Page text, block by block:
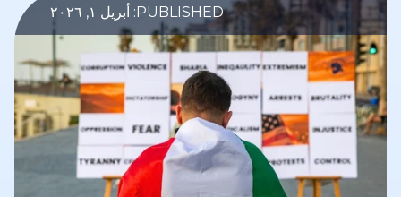
PUBLISHED: أبريل ١, ٢٠٢٦